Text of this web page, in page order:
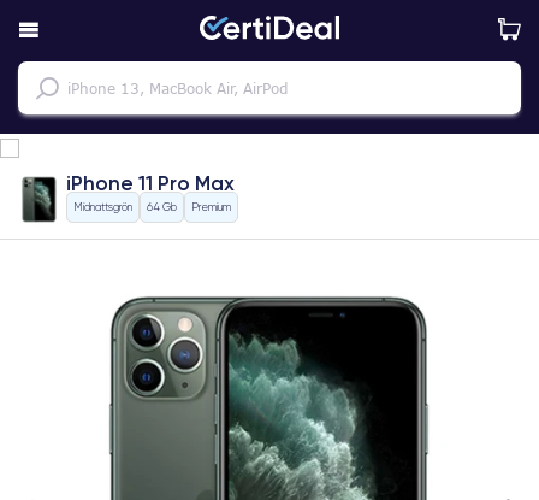
iPhone 11 Pro Max
Midnattsgrön 64 Gb Premium